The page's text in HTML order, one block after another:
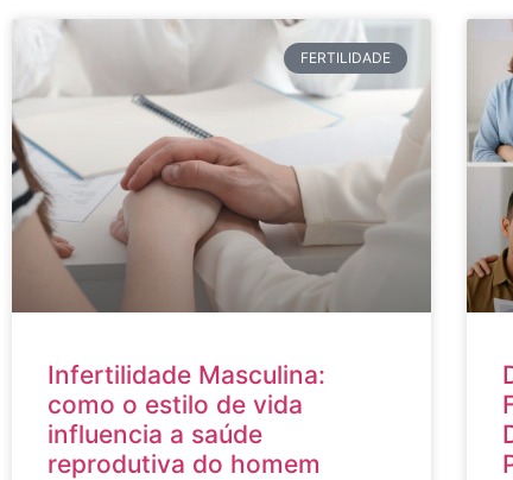
FERTILIDADE
Infertilidade Masculina:
como o estilo de vida
influencia a saúde
reprodutiva do homem